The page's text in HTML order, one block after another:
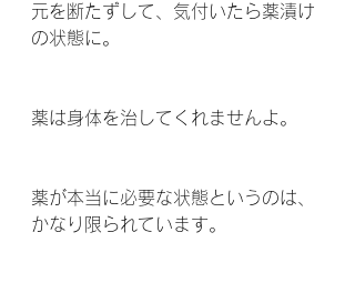
元を断たずして、気付いたら薬漬け
の状態に。
薬は身体を治してくれませんよ。
薬が本当に必要な状態というのは、
かなり限られています。